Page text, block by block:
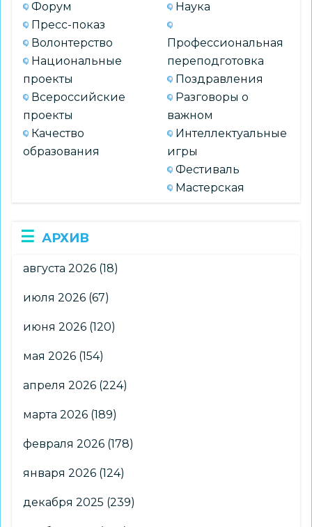
Форум
Пресс-показ
Волонтерство
Национальные
проекты
Всероссийские
проекты
Качество
образования
Наука
Профессиональная
переподготовка
Поздравления
Разговоры о
важном
Интеллектуальные
игры
Фестиваль
Мастерская
АРХИВ
августа 2026 (18)
июля 2026 (67)
июня 2026 (120)
мая 2026 (154)
апреля 2026 (224)
марта 2026 (189)
февраля 2026 (178)
января 2026 (124)
декабря 2025 (239)